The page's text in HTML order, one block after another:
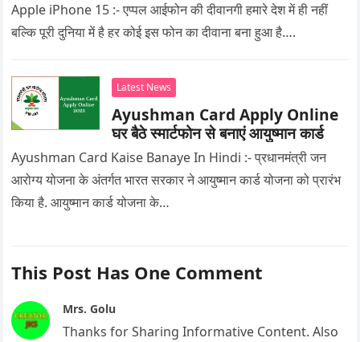
Apple iPhone 15 :- एप्पल आईफोन की दीवानगी हमारे देश में ही नहीं
बल्कि पूरी दुनिया में है हर कोई इस फोन का दीवाना बना हुआ है….
Latest News
Ayushman Card Apply Online
घर बैठे स्मार्टफोन से बनाएं आयुष्मान कार्ड
Ayushman Card Kaise Banaye In Hindi :- प्रधानमंत्री जन
आरोग्य योजना के अंतर्गत भारत सरकार ने आयुष्मान कार्ड योजना को प्रारंभ
किया है. आयुष्मान कार्ड योजना के…
This Post Has One Comment
Mrs. Golu
Thanks for Sharing Informative Content. Also